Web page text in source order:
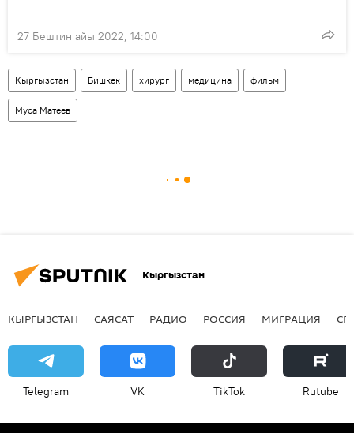
27 Бештин айы 2022, 14:00
Кыргызстан Бишкек хирург медицина фильм
Муса Матеев
Кыргызстан
КЫРГЫЗСТАН САЯСАТ РАДИО РОССИЯ МИГРАЦИЯ
Telegram VK ТikТоk Rutube